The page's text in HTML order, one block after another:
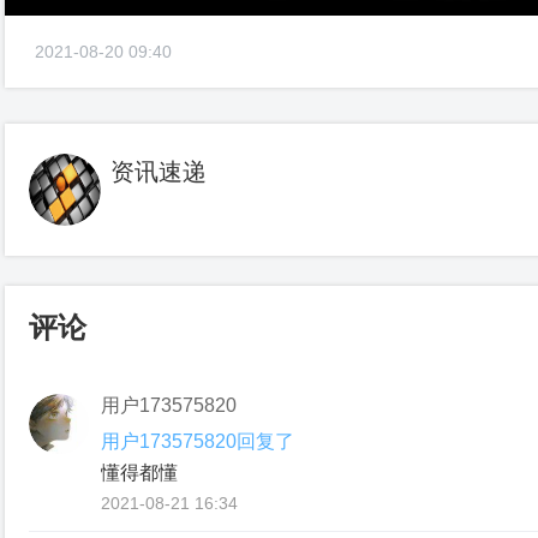
2021-08-20 09:40
资讯速递
评论
用户173575820
用户173575820回复了
懂得都懂
2021-08-21 16:34